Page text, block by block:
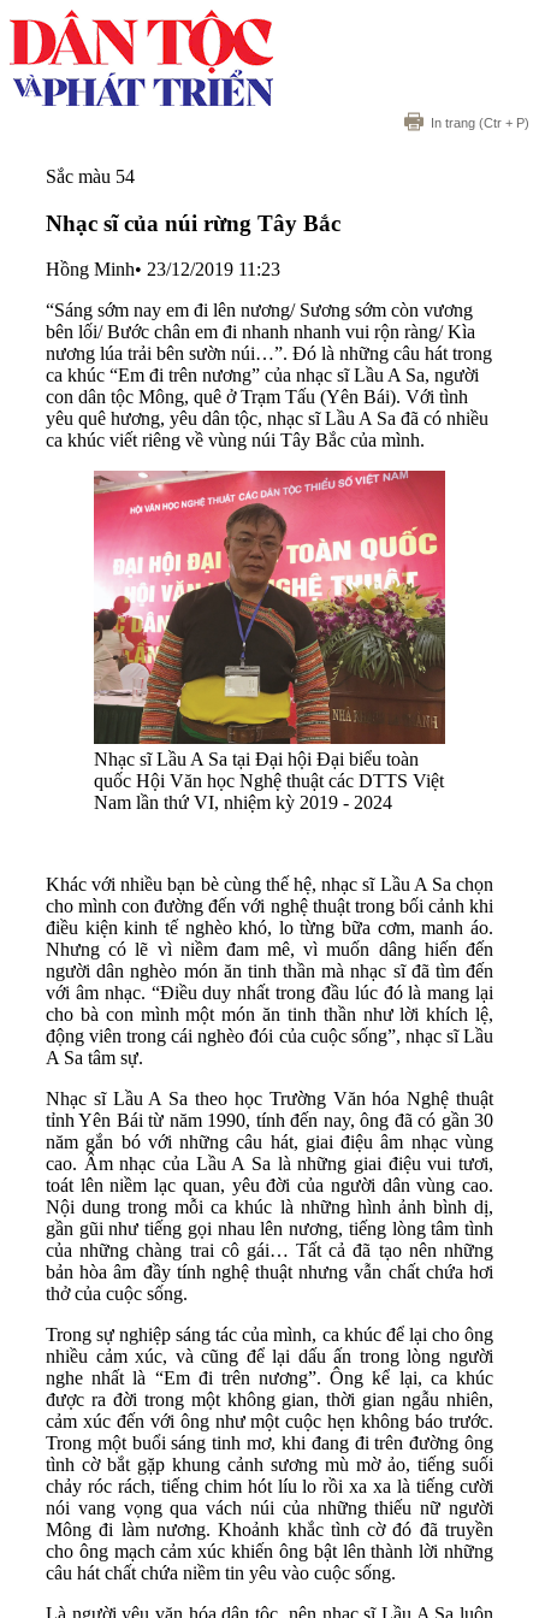
In trang (Ctr + P)
Sắc màu 54
Nhạc sĩ của núi rừng Tây Bắc
Hồng Minh• 23/12/2019 11:23
“Sáng sớm nay em đi lên nương/ Sương sớm còn vương
bên lối/ Bước chân em đi nhanh nhanh vui rộn ràng/ Kìa
nương lúa trải bên sườn núi…”. Đó là những câu hát trong
ca khúc “Em đi trên nương” của nhạc sĩ Lầu A Sa, người
con dân tộc Mông, quê ở Trạm Tấu (Yên Bái). Với tình
yêu quê hương, yêu dân tộc, nhạc sĩ Lầu A Sa đã có nhiều
ca khúc viết riêng về vùng núi Tây Bắc của mình.
Nhạc sĩ Lầu A Sa tại Đại hội Đại biểu toàn
quốc Hội Văn học Nghệ thuật các DTTS Việt
Nam lần thứ VI, nhiệm kỳ 2019 - 2024
Khác với nhiều bạn bè cùng thế hệ, nhạc sĩ Lầu A Sa chọn
cho mình con đường đến với nghệ thuật trong bối cảnh khi
điều kiện kinh tế nghèo khó, lo từng bữa cơm, manh áo.
Nhưng có lẽ vì niềm đam mê, vì muốn dâng hiến đến
người dân nghèo món ăn tinh thần mà nhạc sĩ đã tìm đến
với âm nhạc. “Điều duy nhất trong đầu lúc đó là mang lại
cho bà con mình một món ăn tinh thần như lời khích lệ,
động viên trong cái nghèo đói của cuộc sống”, nhạc sĩ Lầu
A Sa tâm sự.
Nhạc sĩ Lầu A Sa theo học Trường Văn hóa Nghệ thuật
tỉnh Yên Bái từ năm 1990, tính đến nay, ông đã có gần 30
năm gắn bó với những câu hát, giai điệu âm nhạc vùng
cao. Âm nhạc của Lầu A Sa là những giai điệu vui tươi,
toát lên niềm lạc quan, yêu đời của người dân vùng cao.
Nội dung trong mỗi ca khúc là những hình ảnh bình dị,
gần gũi như tiếng gọi nhau lên nương, tiếng lòng tâm tình
của những chàng trai cô gái… Tất cả đã tạo nên những
bản hòa âm đầy tính nghệ thuật nhưng vẫn chất chứa hơi
thở của cuộc sống.
Trong sự nghiệp sáng tác của mình, ca khúc để lại cho ông
nhiều cảm xúc, và cũng để lại dấu ấn trong lòng người
nghe nhất là “Em đi trên nương”. Ông kể lại, ca khúc
được ra đời trong một không gian, thời gian ngẫu nhiên,
cảm xúc đến với ông như một cuộc hẹn không báo trước.
Trong một buổi sáng tinh mơ, khi đang đi trên đường ông
tình cờ bắt gặp khung cảnh sương mù mờ ảo, tiếng suối
chảy róc rách, tiếng chim hót líu lo rồi xa xa là tiếng cười
nói vang vọng qua vách núi của những thiếu nữ người
Mông đi làm nương. Khoảnh khắc tình cờ đó đã truyền
cho ông mạch cảm xúc khiến ông bật lên thành lời những
câu hát chất chứa niềm tin yêu vào cuộc sống.
Là người yêu văn hóa dân tộc, nên nhạc sĩ Lầu A Sa luôn